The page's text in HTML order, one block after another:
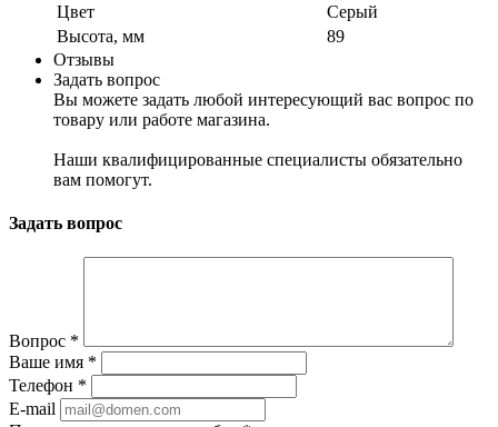
Цвет
Серый
Высота, мм
89
Отзывы
Задать вопрос
Вы можете задать любой интересующий вас вопрос по
товару или работе магазина.
Наши квалифицированные специалисты обязательно
вам помогут.
Задать вопрос
Вопрос *
Ваше имя *
Телефон *
E-mail